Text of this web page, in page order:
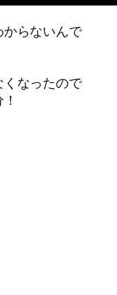
らないんで
なったので